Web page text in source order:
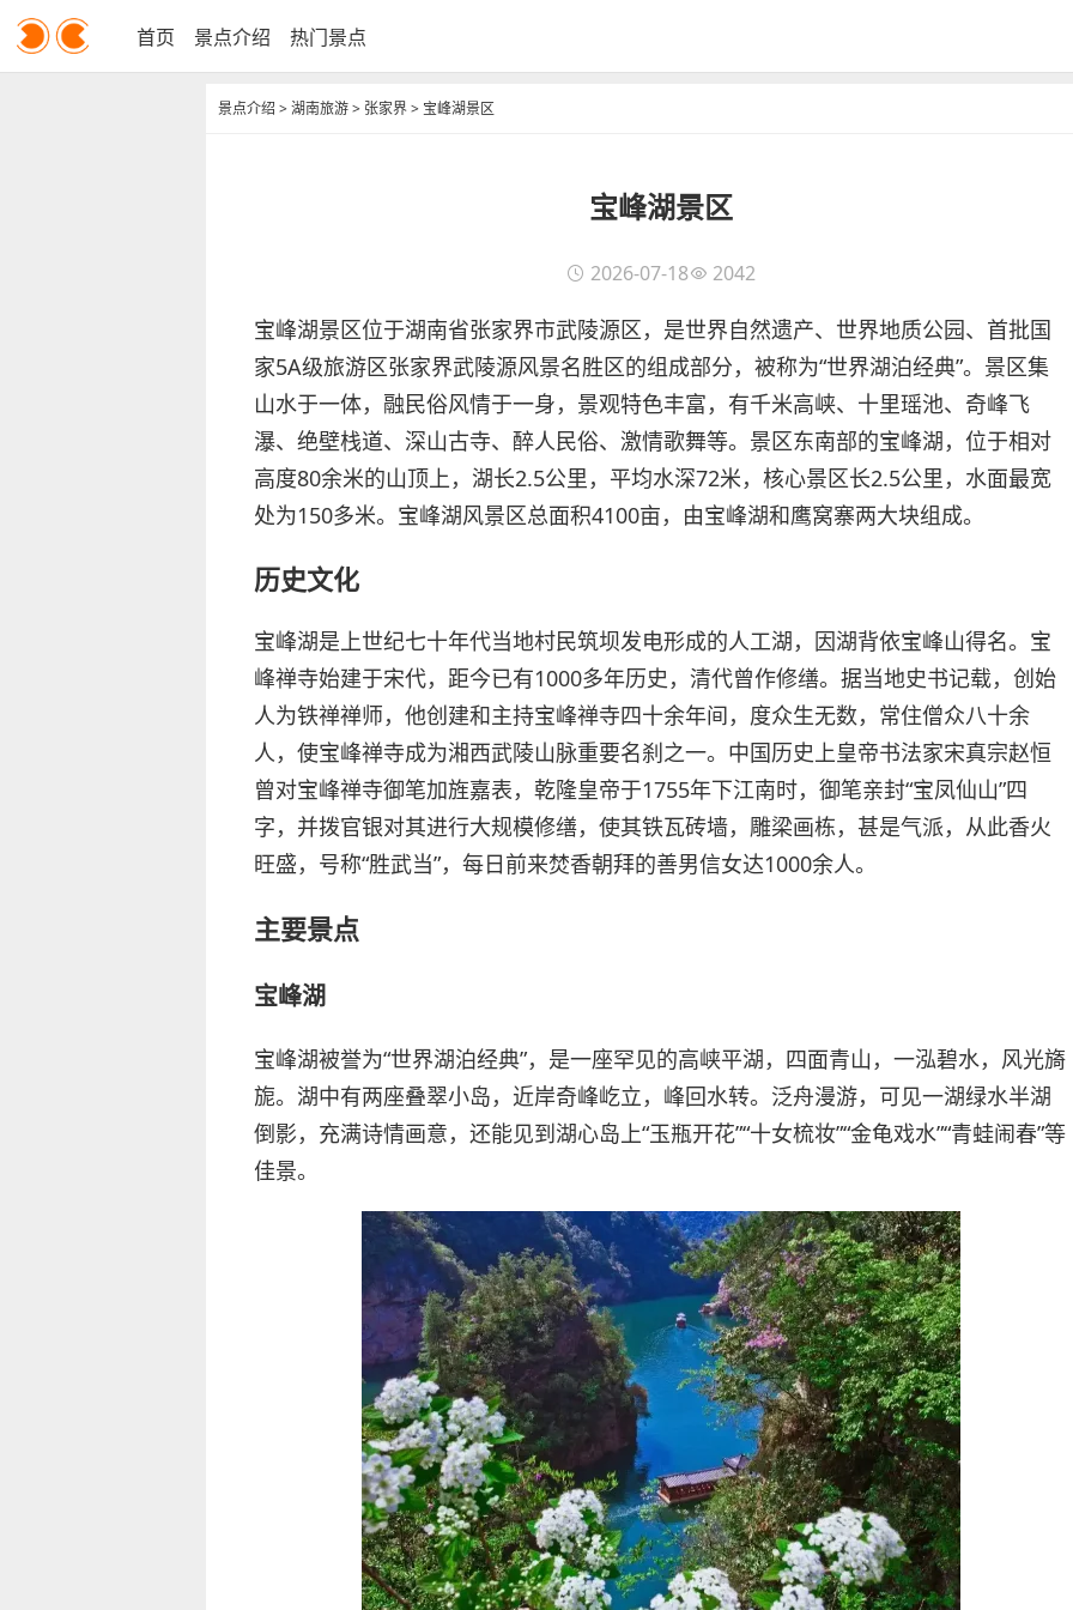
首页 景点介绍 热门景点
景点介绍 >湖南旅游> 张家界> 宝峰湖景区
宝峰湖景区
2026-07-18 2042
宝峰湖景区位于湖南省张家界市武陵源区，是世界自然遗产、世界地质公园、首批国
家5A级旅游区张家界武陵源风景名胜区的组成部分，被称为“世界湖泊经典”。景区集
山水于一体，融民俗风情于一身，景观特色丰富，有千米高峡、十里瑶池、奇峰飞
瀑、绝壁栈道、深山古寺、醉人民俗、激情歌舞等。景区东南部的宝峰湖，位于相对
高度80余米的山顶上，湖长2.5公里，平均水深72米，核心景区长2.5公里，水面最宽
处为150多米。宝峰湖风景区总面积4100亩，由宝峰湖和鹰窝寨两大块组成。
历史文化
宝峰湖是上世纪七十年代当地村民筑坝发电形成的人工湖，因湖背依宝峰山得名。宝
峰禅寺始建于宋代，距今已有1000多年历史，清代曾作修缮。据当地史书记载，创始
人为铁禅禅师，他创建和主持宝峰禅寺四十余年间，度众生无数，常住僧众八十余
人，使宝峰禅寺成为湘西武陵山脉重要名刹之一。中国历史上皇帝书法家宋真宗赵恒
曾对宝峰禅寺御笔加旌嘉表，乾隆皇帝于1755年下江南时，御笔亲封“宝凤仙山”四
字，并拨官银对其进行大规模修缮，使其铁瓦砖墙，雕梁画栋，甚是气派，从此香火
旺盛，号称“胜武当”，每日前来焚香朝拜的善男信女达1000余人。
主要景点
宝峰湖
宝峰湖被誉为“世界湖泊经典”，是一座罕见的高峡平湖，四面青山，一泓碧水，风光旖
旎。湖中有两座叠翠小岛，近岸奇峰屹立，峰回水转。泛舟漫游，可见一湖绿水半湖
倒影，充满诗情画意，还能见到湖心岛上“玉瓶开花”“十女梳妆”“金龟戏水”“青蛙闹春”等
佳景。